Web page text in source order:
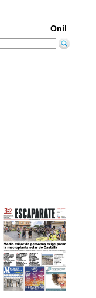
Onil